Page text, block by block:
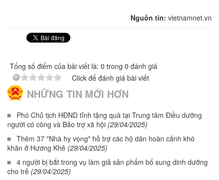
Nguồn tin: vietnamnet.vn
Tổng số điểm của bài viết là: 0 trong 0 đánh giá
Click để đánh giá bài viết
NHỮNG TIN MỚI HƠN
Phó Chủ tịch HĐND tỉnh tặng quà tại Trung tâm Điều dưỡng
người có công và Bảo trợ xã hội (29/04/2025)
Thêm 37 "Nhà hy vọng" hỗ trợ các hộ dân hoàn cảnh khó
khăn ở Hương Khê (29/04/2025)
4 người bị bắt trong vụ làm giả sản phẩm bổ sung dinh dưỡng
cho trẻ (29/04/2025)